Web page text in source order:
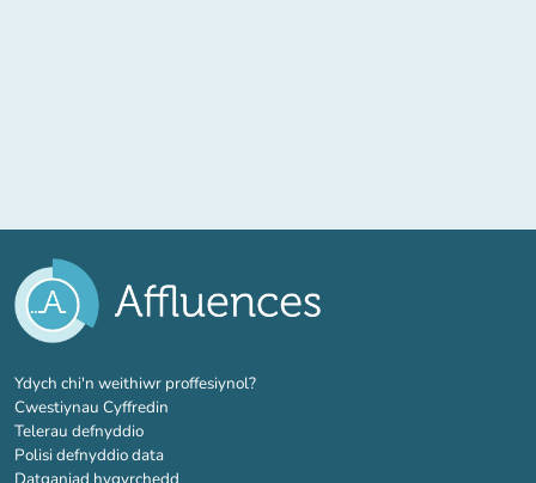
Ydych chi'n weithiwr proffesiynol?(tab newydd)
Cwestiynau Cyffredin
Telerau defnyddio
Polisi defnyddio data